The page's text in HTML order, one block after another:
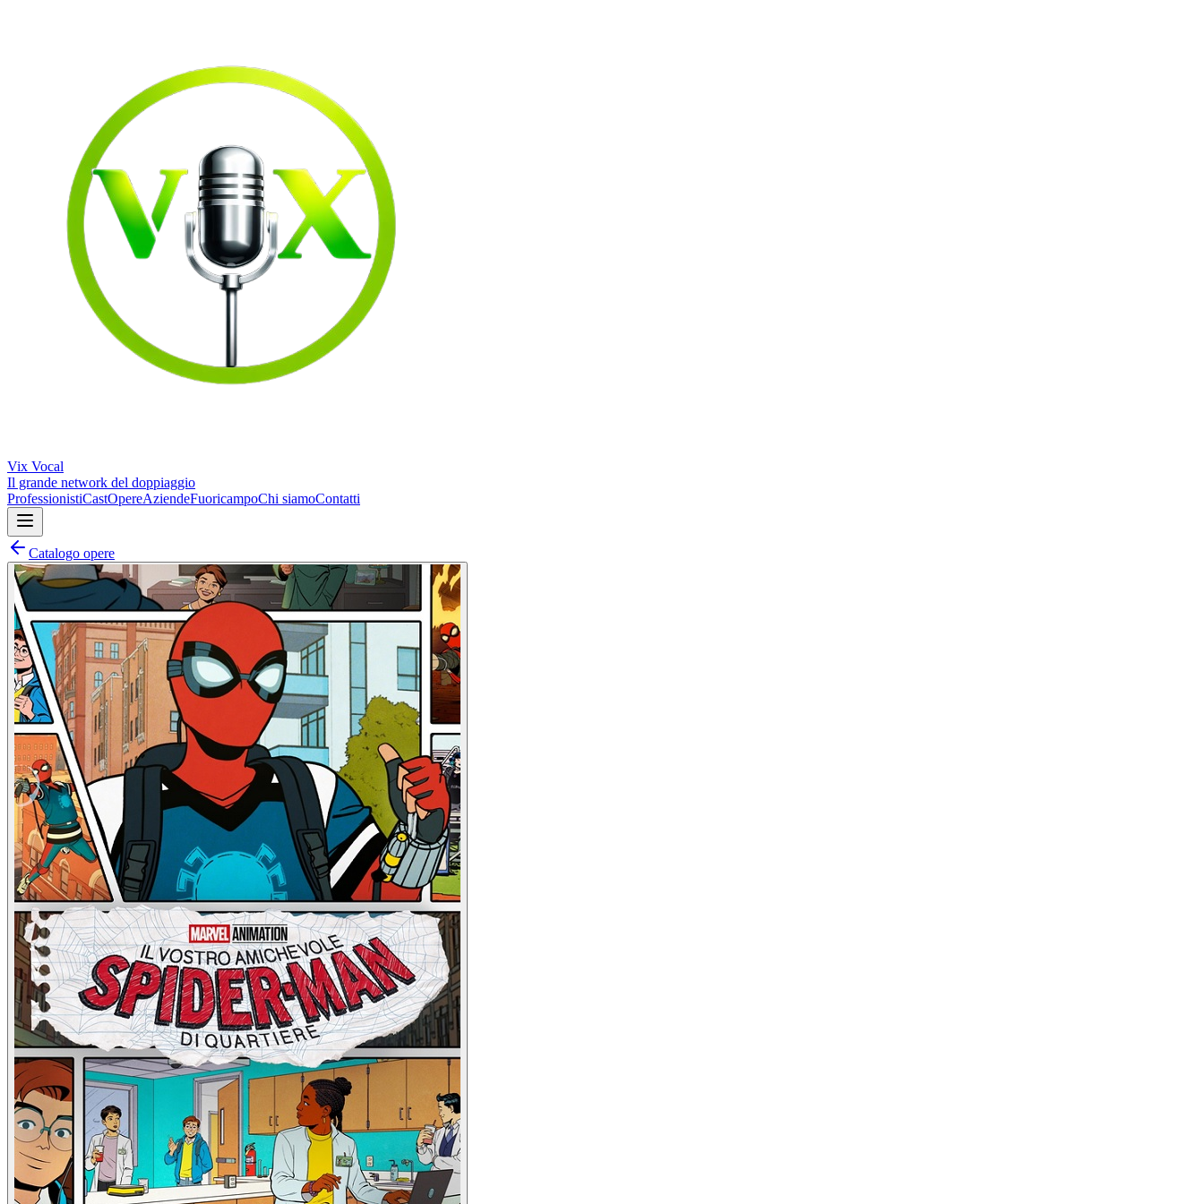
Vix Vocal
Il grande network del doppiaggio
ProfessionistiCastOpereAziendeFuoricampoChi siamoContatti
Catalogo opere